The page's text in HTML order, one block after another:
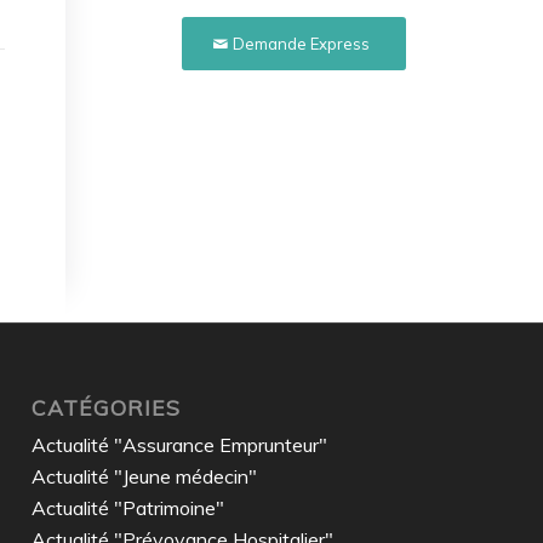
Demande Express
CATÉGORIES
Actualité "Assurance Emprunteur"
Actualité "Jeune médecin"
Actualité "Patrimoine"